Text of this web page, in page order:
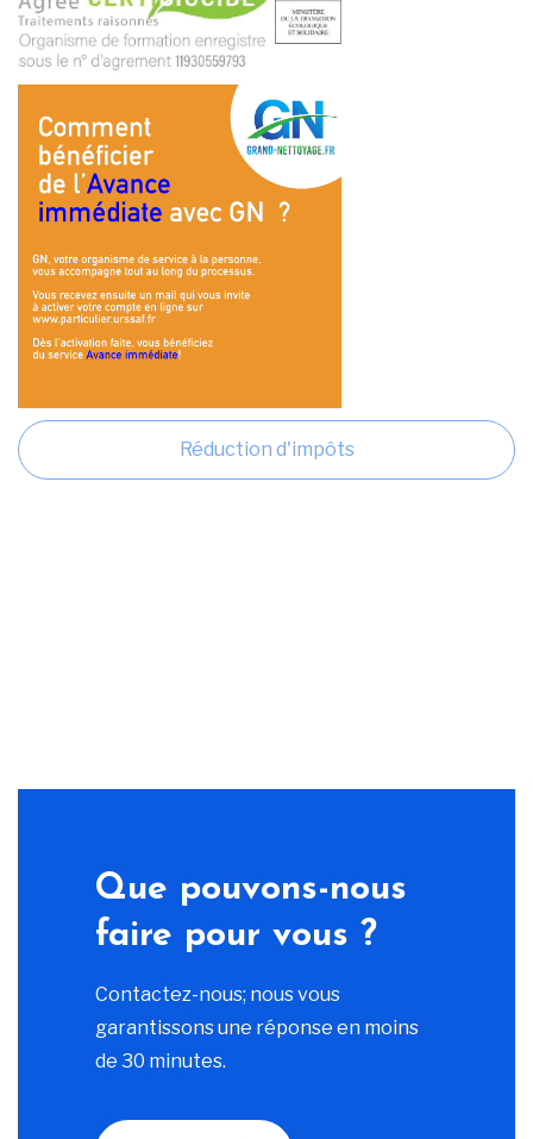
Réduction d'impôts
Que pouvons-nous
faire pour vous ?
Contactez-nous; nous vous
garantissons une réponse en moins
de 30 minutes.